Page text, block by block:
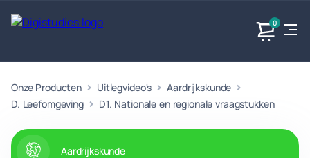
0
Exacte
vakken
Geen
vakken.
Taalvakken
Geen
vakken.
Maatschappijvakken
Geen vakken.
Producten
Onze Producten Uitlegvideo's
Aardrijkskunde
D. Leefomgeving
D1. Nationale en regionale vraagstukken
Aardrijkskunde